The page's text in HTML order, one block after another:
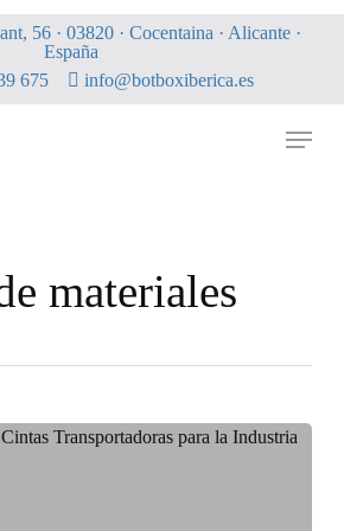
56 · 03820 · Cocentaina · Alicante ·
España
675
info@botboxiberica.es
Menu
materiales